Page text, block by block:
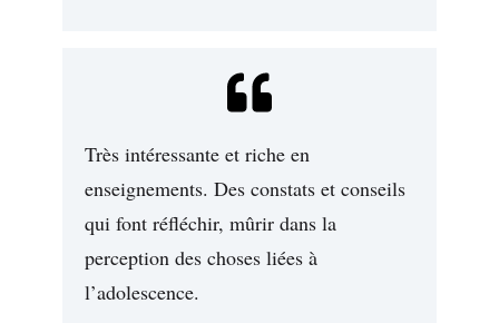
Très intéressante et riche en
enseignements. Des constats et conseils
qui font réfléchir, mûrir dans la
perception des choses liées à
l’adolescence.